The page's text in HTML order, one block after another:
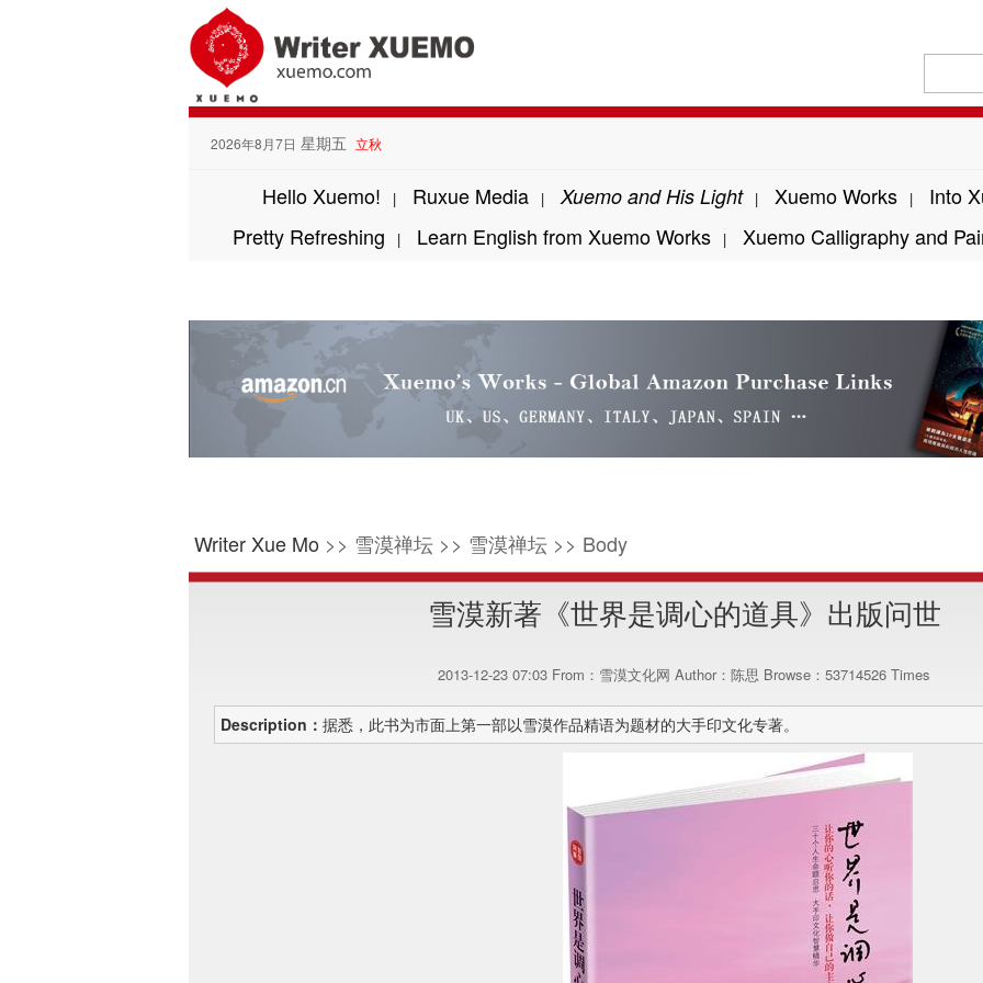
2026年8月7日 星期五 立秋
Hello Xuemo! | Ruxue Media | Xuemo and His Light | Xuemo Works | Into
Pretty Refreshing | Learn English from Xuemo Works | Xuemo Calligraphy and
Writer Xue Mo >> 雪漠禅坛 >> 雪漠禅坛 >> Body
雪漠新著《世界是调心的道具》出版问世
2013-12-23 07:03 From：雪漠文化网 Author：陈思 Browse： 53714526 Times
Description： 据悉，此书为市面上第一部以雪漠作品精语为题材的大手印文化专著。